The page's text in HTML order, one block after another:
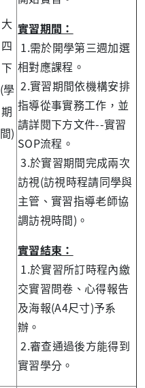
實習期間：
1.需於開學第三週加選
相對應課程。
2.實習期間依機構安排
指導從事實務工作，並
請詳閱下方文件--實習
SOP流程。
3.於實習期間完成兩次
訪視(訪視時程請同學與
主管、實習指導老師協
調訪視時間)。
實習結束：
1.於實習所訂時程內繳
交實習問卷、心得報告
及海報(A4尺寸)予系
辦。
2.審查通過後方能得到
實習學分。
大
四
下
(學
期
間)